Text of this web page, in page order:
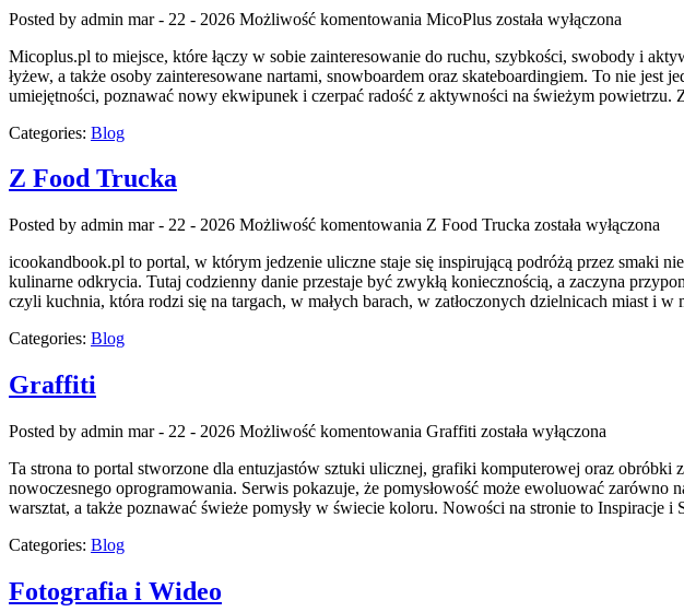
Posted by admin mar - 22 - 2026 Możliwość komentowania MicoPlus została wyłączona
Micoplus.pl to miejsce, które łączy w sobie zainteresowanie do ruchu, szybkości, swobody i
łyżew, a także osoby zainteresowane nartami, snowboardem oraz skateboardingiem. To nie
umiejętności, poznawać nowy ekwipunek i czerpać radość z aktywności na świeżym
Categories: Blog
Z Food Trucka
Posted by admin mar - 22 - 2026 Możliwość komentowania Z Food Trucka została wyłączona
icookandbook.pl to portal, w którym jedzenie uliczne staje się inspirującą podróżą przez smaki
kulinarne odkrycia. Tutaj codzienny danie przestaje być zwykłą koniecznością, a zaczyna
czyli kuchnia, która rodzi się na targach, w małych barach, w zatłoczonych dzielnicach miast i
Categories: Blog
Graffiti
Posted by admin mar - 22 - 2026 Możliwość komentowania Graffiti została wyłączona
Ta strona to portal stworzone dla entuzjastów sztuki ulicznej, grafiki komputerowej oraz
nowoczesnego oprogramowania. Serwis pokazuje, że pomysłowość może ewoluować
warsztat, a także poznawać świeże pomysły w świecie koloru. Nowości na stronie to Inspiracje
Categories: Blog
Fotografia i Wideo